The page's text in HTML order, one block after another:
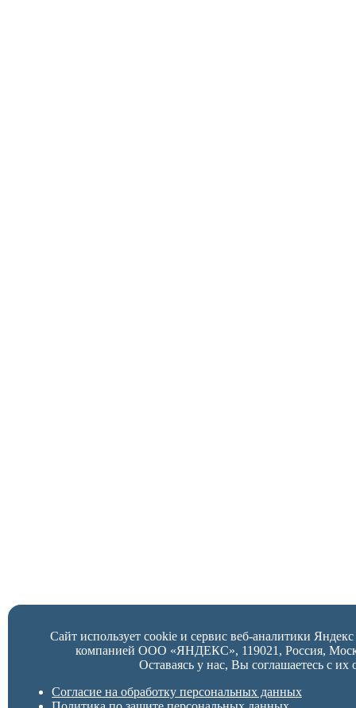
Сайт использует cookie и сервис веб-аналитики
компанией ООО «ЯНДЕКС», 119021, Россия,
Оставаясь у нас, Вы соглашаетесь с их
Согласие на обработку персональных данных